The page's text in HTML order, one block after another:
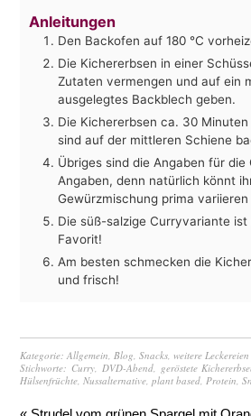
Anleitungen
Den Backofen auf 180 °C
Die Kichererbsen in einer
Zutaten vermengen und auf ein
ausgelegtes Backblech geben.
Die Kichererbsen ca. 30
sind auf der mittleren Schiene
Übriges sind die Angaben für die
Angaben, denn natürlich könnt
Gewürzmischung prima
Die süß-salzige Curryvariante
Favorit!
Am besten schmecken die
und frisch!
Kategorie:Allgemein,Blog,Snacks,weitere Leckereien
Stichworte: Curry, DVD-Abend, geröstete
Hülsenfrüchte,Nussalternative,plant based,Protein,